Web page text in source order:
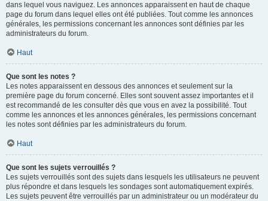
dans lequel vous naviguez. Les annonces apparaissent en haut de chaque
page du forum dans lequel elles ont été publiées. Tout comme les annonces
générales, les permissions concernant les annonces sont définies par les
administrateurs du forum.
Haut
Que sont les notes ?
Les notes apparaissent en dessous des annonces et seulement sur la
première page du forum concerné. Elles sont souvent assez importantes et il
est recommandé de les consulter dès que vous en avez la possibilité. Tout
comme les annonces et les annonces générales, les permissions concernant
les notes sont définies par les administrateurs du forum.
Haut
Que sont les sujets verrouillés ?
Les sujets verrouillés sont des sujets dans lesquels les utilisateurs ne peuvent
plus répondre et dans lesquels les sondages sont automatiquement expirés.
Les sujets peuvent être verrouillés par un administrateur ou un modérateur du